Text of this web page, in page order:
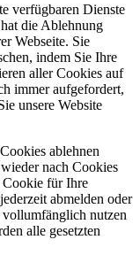
verfügbaren Dienste
die Ablehnung
Webseite. Sie
indem Sie Ihre
aller Cookies auf
immer aufgefordert,
unsere Website
ablehnen
nach Cookies
Cookie für Ihre
abmelden oder
vollumfänglich nutzen
alle gesetzten